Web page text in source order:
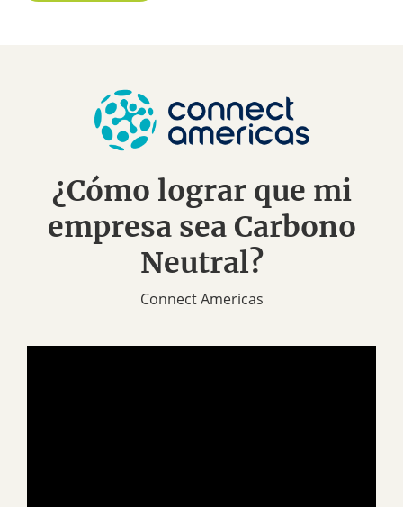
¿Cómo lograr que mi
empresa sea Carbono
Neutral?
Connect Americas